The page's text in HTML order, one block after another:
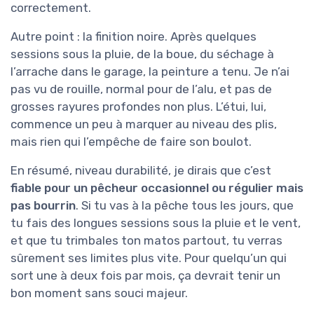
correctement.
Autre point : la finition noire. Après quelques
sessions sous la pluie, de la boue, du séchage à
l’arrache dans le garage, la peinture a tenu. Je n’ai
pas vu de rouille, normal pour de l’alu, et pas de
grosses rayures profondes non plus. L’étui, lui,
commence un peu à marquer au niveau des plis,
mais rien qui l’empêche de faire son boulot.
En résumé, niveau durabilité, je dirais que c’est
fiable pour un pêcheur occasionnel ou régulier mais
pas bourrin. Si tu vas à la pêche tous les jours, que
tu fais des longues sessions sous la pluie et le vent,
et que tu trimbales ton matos partout, tu verras
sûrement ses limites plus vite. Pour quelqu’un qui
sort une à deux fois par mois, ça devrait tenir un
bon moment sans souci majeur.